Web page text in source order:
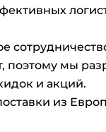
поэтому мы
и акций.
из